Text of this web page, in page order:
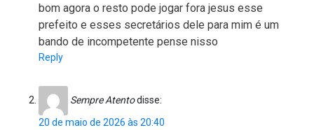
bom agora o resto pode jogar fora jesus esse
prefeito e esses secretários dele para mim é um
bando de incompetente pense nisso
Reply
Sempre Atentodisse:
20 de maio de 2026 às 20:40